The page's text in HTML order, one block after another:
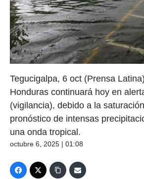
Tegucigalpa, 6 oct (Prensa
Honduras continuará hoy en
(vigilancia), debido a la
pronóstico de intensas
una onda tropical.
octubre 6, 2025 | 01:08